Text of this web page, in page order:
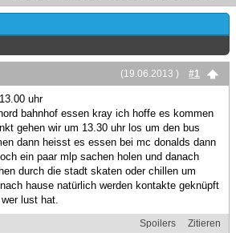
(19.06.2013 ) #1
uhr
bahnhof essen kray ich hoffe es kommen
gehen wir um 13.30 uhr los um den bus
dann heisst es essen bei mc donalds dann
ein paar mlp sachen holen und danach
durch die stadt skaten oder chillen um
hause natürlich werden kontakte geknüpft
lust hat.
Spoilers
Zitieren